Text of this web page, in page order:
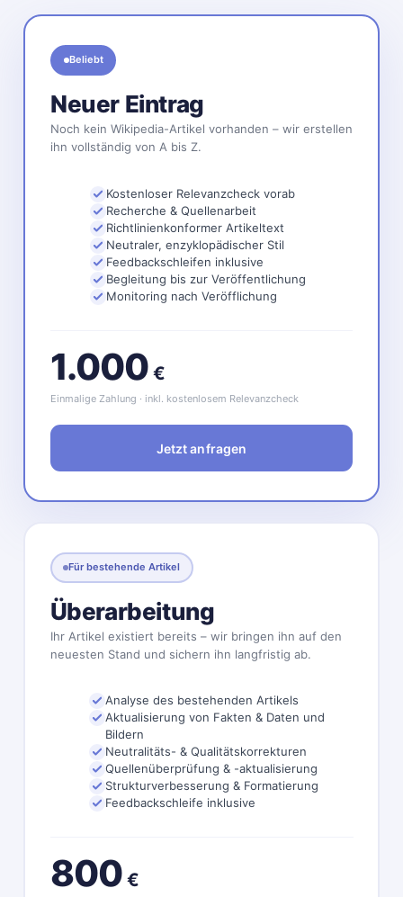
Für bestehende Artikel
Überarbeitung
Ihr Artikel existiert bereits – wir bringen ihn auf den
neuesten Stand und sichern ihn langfristig ab.
Analyse des bestehenden Artikels
Aktualisierung von Fakten & Daten und
Bildern
Neutralitäts- & Qualitätskorrekturen
Quellenüberprüfung & -aktualisierung
Strukturverbesserung & Formatierung
Feedbackschleife inklusive
800€
Beliebt
Neuer Eintrag
Noch kein Wikipedia-Artikel vorhanden – wir erstellen
ihn vollständig von A bis Z.
Kostenloser Relevanzcheck vorab
Recherche & Quellenarbeit
Richtlinienkonformer Artikeltext
Neutraler, enzyklopädischer Stil
Feedbackschleifen inklusive
Begleitung bis zur Veröffentlichung
Monitoring nach Veröfflichung
1.000 €
Einmalige Zahlung · inkl. kostenlosem Relevanzcheck
Jetzt anfragen